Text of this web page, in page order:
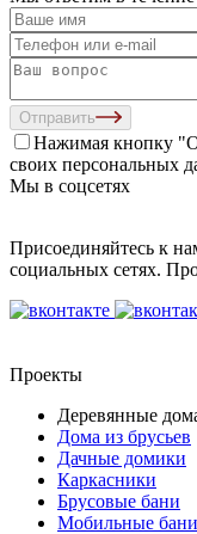
Отправить
Нажимая кнопку
своих персональных
Мы в соцсетях
Присоединяйтесь к
социальных сетях.
Проекты
Деревянные
Дома из брусьев
Дачные домики
Каркасники
Брусовые бани
Мобильные бани